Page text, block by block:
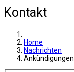
Kontakt
Home
Nachrichten
Ankündigungen